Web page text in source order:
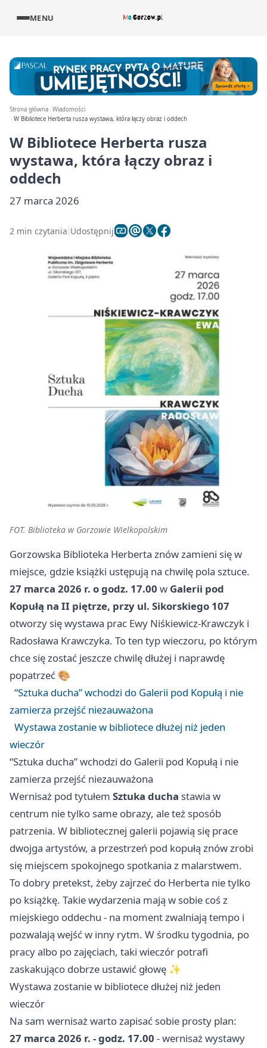
MENU
Strona główna Wiadomości
W Bibliotece Herberta rusza wystawa, która łączy obraz i oddech
W Bibliotece Herberta rusza
wystawa, która łączy obraz i
oddech
27 marca 2026
2 min czytania Udostępnij
FOT. Biblioteka w Gorzowie Wielkopolskim
Gorzowska Biblioteka Herberta znów zamieni się w
miejsce, gdzie książki ustępują na chwilę pola sztuce.
27 marca 2026 r. o godz. 17.00 w Galerii pod
Kopułą na II piętrze, przy ul. Sikorskiego 107
otworzy się wystawa prac Ewy Niśkiewicz-Krawczyk i
Radosława Krawczyka. To ten typ wieczoru, po którym
chce się zostać jeszcze chwilę dłużej i naprawdę
popatrzeć 🎨
“Sztuka ducha” wchodzi do Galerii pod Kopułą i nie
zamierza przejść niezauważona
Wystawa zostanie w bibliotece dłużej niż jeden
wieczór
“Sztuka ducha” wchodzi do Galerii pod Kopułą i nie
zamierza przejść niezauważona
Wernisaż pod tytułem Sztuka ducha stawia w
centrum nie tylko same obrazy, ale też sposób
patrzenia. W bibliotecznej galerii pojawią się prace
dwojga artystów, a przestrzeń pod kopułą znów zrobi
się miejscem spokojnego spotkania z malarstwem.
To dobry pretekst, żeby zajrzeć do Herberta nie tylko
po książkę. Takie wydarzenia mają w sobie coś z
miejskiego oddechu - na moment zwalniają tempo i
pozwalają wejść w inny rytm. W środku tygodnia, po
pracy albo po zajęciach, taki wieczór potrafi
zaskakująco dobrze ustawić głowę ✨
Wystawa zostanie w bibliotece dłużej niż jeden
wieczór
Na sam wernisaż warto zapisać sobie prosty plan:
27 marca 2026 r. - godz. 17.00 - wernisaż wystawy